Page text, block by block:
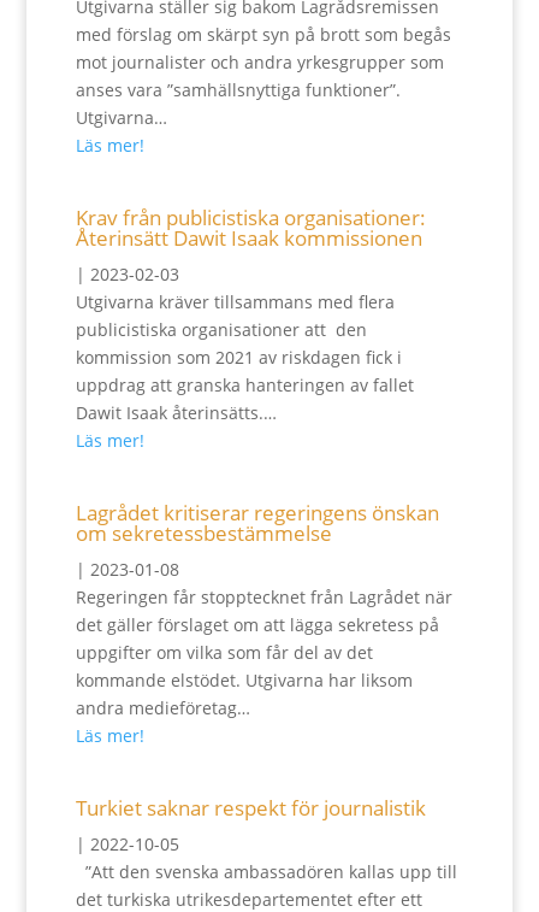
Utgivarna ställer sig bakom Lagrådsremissen
med förslag om skärpt syn på brott som begås
mot journalister och andra yrkesgrupper som
anses vara ”samhällsnyttiga funktioner”.
Utgivarna…
Läs mer!
Krav från publicistiska organisationer:
Återinsätt Dawit Isaak kommissionen
| 2023-02-03
Utgivarna kräver tillsammans med flera
publicistiska organisationer att den
kommission som 2021 av riskdagen fick i
uppdrag att granska hanteringen av fallet
Dawit Isaak återinsätts.…
Läs mer!
Lagrådet kritiserar regeringens önskan
om sekretessbestämmelse
| 2023-01-08
Regeringen får stopptecknet från Lagrådet när
det gäller förslaget om att lägga sekretess på
uppgifter om vilka som får del av det
kommande elstödet. Utgivarna har liksom
andra medieföretag…
Läs mer!
Turkiet saknar respekt för journalistik
| 2022-10-05
”Att den svenska ambassadören kallas upp till
det turkiska utrikesdepartementet efter ett